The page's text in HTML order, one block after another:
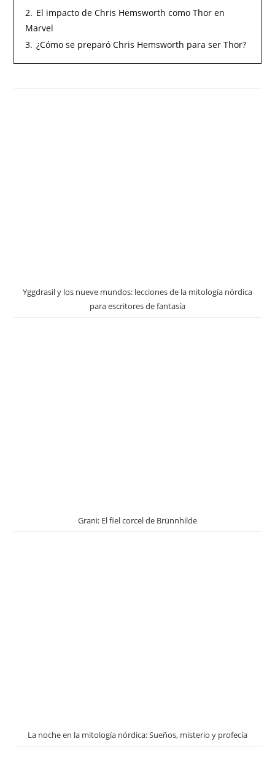
2. El impacto de Chris Hemsworth como Thor en
Marvel
3. ¿Cómo se preparó Chris Hemsworth para ser Thor?
Yggdrasil y los nueve mundos: lecciones de la mitología nórdica
para escritores de fantasía
Grani: El fiel corcel de Brünnhilde
La noche en la mitología nórdica: Sueños, misterio y profecía